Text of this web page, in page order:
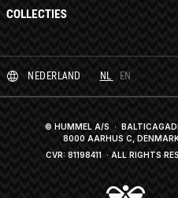
COLLECTIES
NEDERLAND NL EN
© HUMMEL A/S ·
8000 AARHUS C,
CVR: 81198411 · ALL RIGHTS